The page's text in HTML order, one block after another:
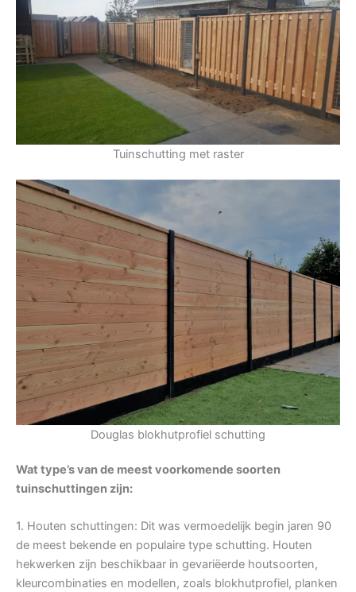
Tuinschutting met raster
Douglas blokhutprofiel schutting
Wat type’s van de meest voorkomende soorten
tuinschuttingen zijn:
1. Houten schuttingen: Dit was vermoedelijk begin jaren 90
de meest bekende en populaire type schutting. Houten
hekwerken zijn beschikbaar in gevariëerde houtsoorten,
kleurcombinaties en modellen, zoals blokhutprofiel, planken